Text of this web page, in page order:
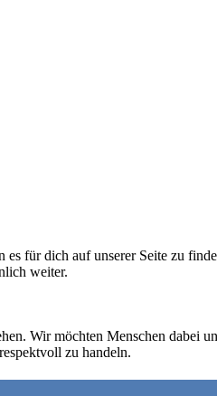
für dich auf unserer Seite zu
weiter.
Wir möchten Menschen dabei
zu handeln.